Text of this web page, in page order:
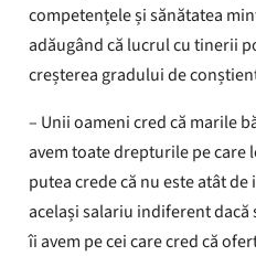
competențele și sănătatea
adăugând că lucrul cu tinerii
creșterea gradului de
– Unii oameni cred că marile
avem toate drepturile pe care
putea crede că nu este atât
același salariu indiferent
îi avem pe cei care cred că